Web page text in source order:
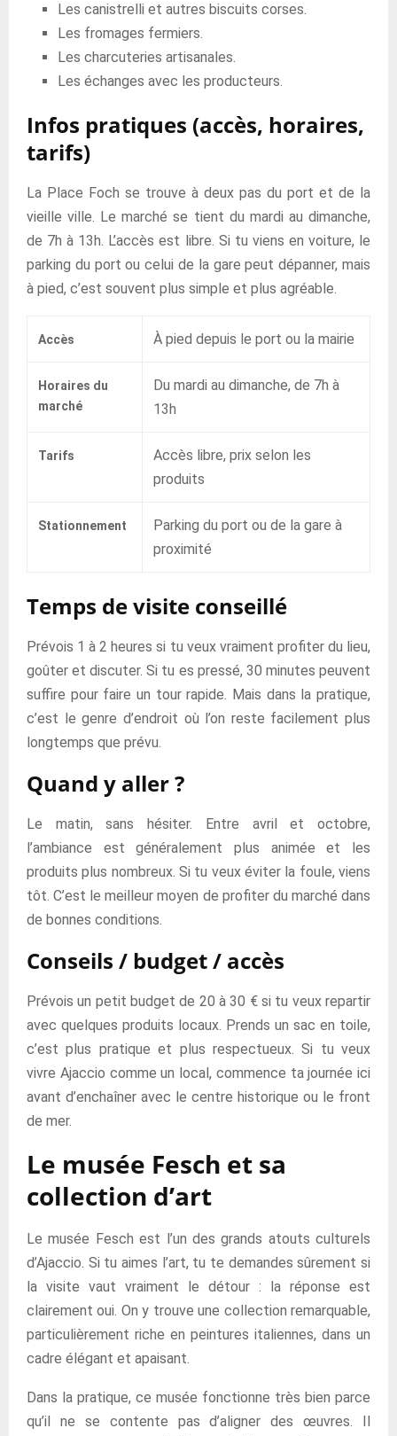
Les canistrelli et autres biscuits corses.
Les fromages fermiers.
Les charcuteries artisanales.
Les échanges avec les producteurs.
Infos pratiques (accès, horaires,
tarifs)
La Place Foch se trouve à deux pas du port et de la
vieille ville. Le marché se tient du mardi au dimanche,
de 7h à 13h. L’accès est libre. Si tu viens en voiture, le
parking du port ou celui de la gare peut dépanner, mais
à pied, c’est souvent plus simple et plus agréable.
Accès À pied depuis le port ou la mairie
Horaires du
marché
Du mardi au dimanche, de 7h à
13h
Tarifs
Accès libre, prix selon les
produits
Stationnement
Parking du port ou de la gare à
proximité
Temps de visite conseillé
Prévois 1 à 2 heures si tu veux vraiment profiter du lieu,
goûter et discuter. Si tu es pressé, 30 minutes peuvent
suffire pour faire un tour rapide. Mais dans la pratique,
c’est le genre d’endroit où l’on reste facilement plus
longtemps que prévu.
Quand y aller ?
Le matin, sans hésiter. Entre avril et octobre,
l’ambiance est généralement plus animée et les
produits plus nombreux. Si tu veux éviter la foule, viens
tôt. C’est le meilleur moyen de profiter du marché dans
de bonnes conditions.
Conseils / budget / accès
Prévois un petit budget de 20 à 30 € si tu veux repartir
avec quelques produits locaux. Prends un sac en toile,
c’est plus pratique et plus respectueux. Si tu veux
vivre Ajaccio comme un local, commence ta journée ici
avant d’enchaîner avec le centre historique ou le front
de mer.
Le musée Fesch et sa
collection d’art
Le musée Fesch est l’un des grands atouts culturels
d’Ajaccio. Si tu aimes l’art, tu te demandes sûrement si
la visite vaut vraiment le détour : la réponse est
clairement oui. On y trouve une collection remarquable,
particulièrement riche en peintures italiennes, dans un
cadre élégant et apaisant.
Dans la pratique, ce musée fonctionne très bien parce
qu’il ne se contente pas d’aligner des œuvres. Il